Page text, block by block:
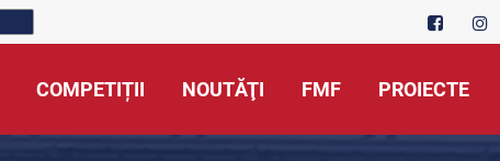
COMPETIȚII NOUTĂŢI FMF PROIECTE